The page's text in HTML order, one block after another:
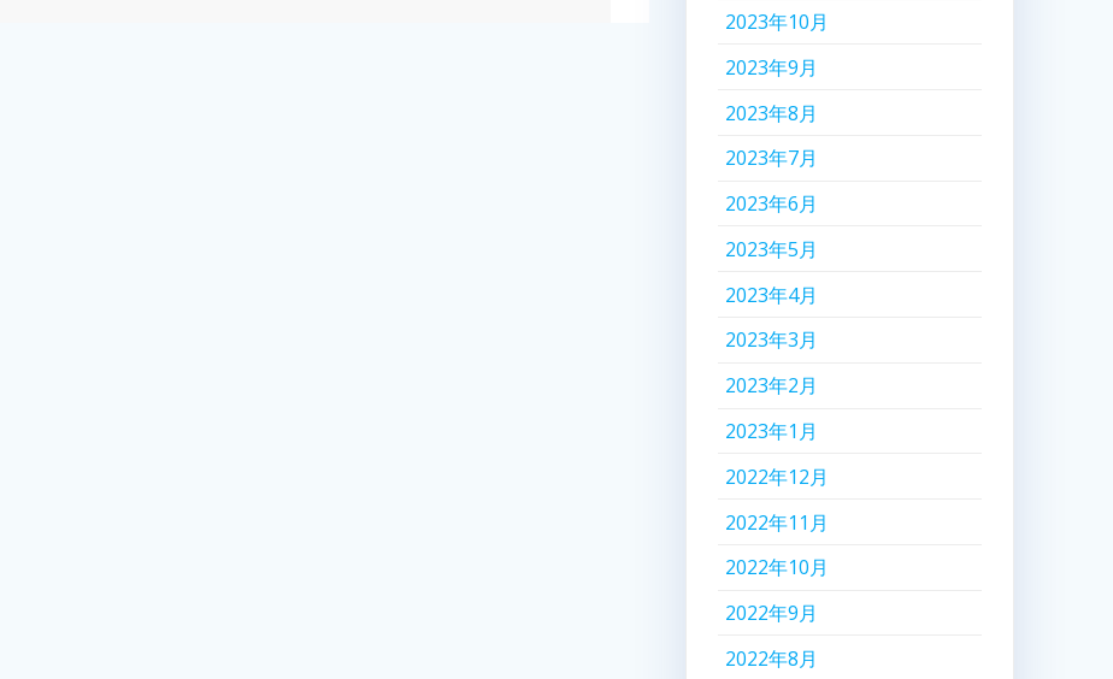
2023年10月
2023年9月
2023年8月
2023年7月
2023年6月
2023年5月
2023年4月
2023年3月
2023年2月
2023年1月
2022年12月
2022年11月
2022年10月
2022年9月
2022年8月